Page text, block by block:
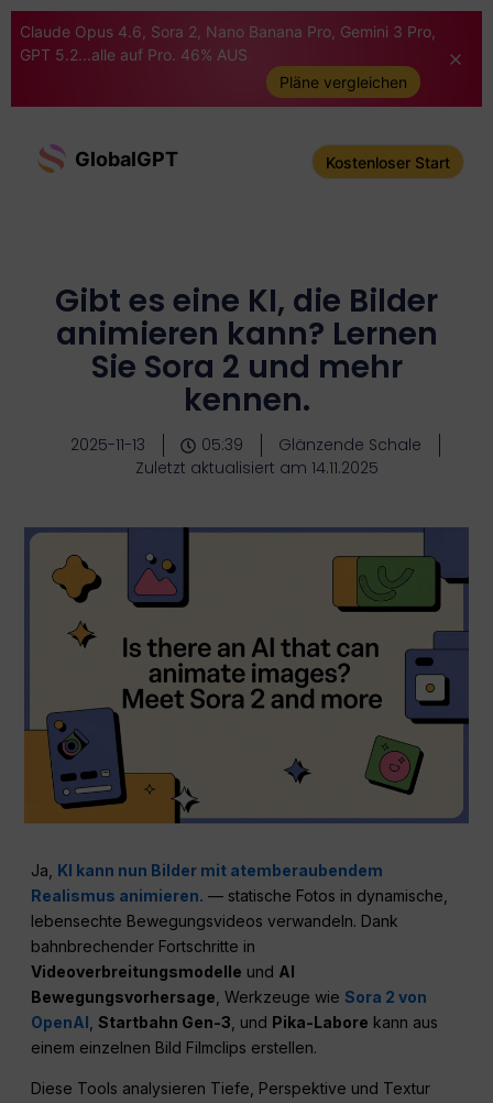
Claude Opus 4.6, Sora 2, Nano Banana Pro, Gemini 3 Pro,
GPT 5.2...alle auf Pro. 46% AUS
Pläne vergleichen
GlobalGPT Kostenloser Start
Gibt es eine KI, die Bilder
animieren kann? Lernen
Sie Sora 2 und mehr
kennen.
2025-11-13 05:39
Glänzende Schale
Zuletzt aktualisiert am 14.11.2025
Ja, KI kann nun Bilder mit atemberaubendem
Realismus animieren. — statische Fotos in dynamische,
lebensechte Bewegungsvideos verwandeln. Dank
bahnbrechender Fortschritte in
Videoverbreitungsmodelle und AI
Bewegungsvorhersage , Werkzeuge wieSora 2 von
OpenAI ,Startbahn Gen-3 , und Pika-Labore kann aus
einem einzelnen Bild Filmclips erstellen.
Diese Tools analysieren Tiefe, Perspektive und Textur